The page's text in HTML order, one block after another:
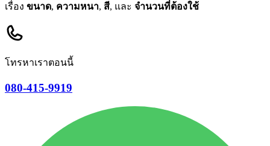
เรื่อง ขนาด, ความหนา, สี, และ จำนวนที่ต้องใช้
โทรหาเราตอนนี้
080-415-9919